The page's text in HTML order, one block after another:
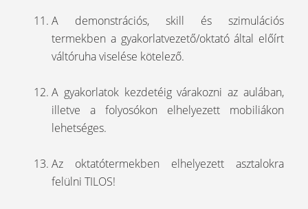
A demonstrációs, skill és szimulációs
termekben a gyakorlatvezető/oktató által előírt
váltóruha viselése kötelező.
A gyakorlatok kezdetéig várakozni az aulában,
illetve a folyosókon elhelyezett mobiliákon
lehetséges.
Az oktatótermekben elhelyezett asztalokra
felülni TILOS!